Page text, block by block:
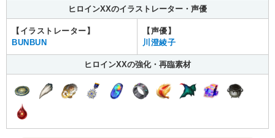
ヒロインXXのイラストレーター・声優
【イラストレーター】
BUNBUN
【声優】
川澄綾子
ヒロインXXの強化・再臨素材